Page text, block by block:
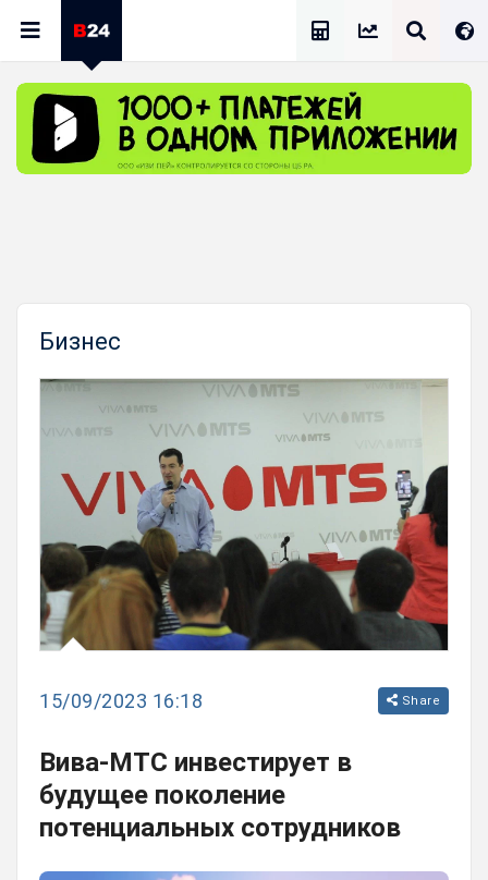
Бизнес
15/09/2023 16:18 Share
Вива-МТС инвестирует в
будущее поколение
потенциальных сотрудников